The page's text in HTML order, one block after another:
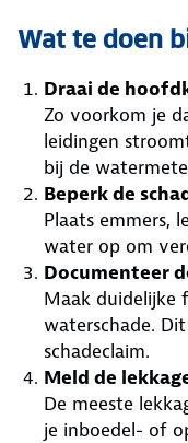
Wat te doen
Draai de
Zo voorkom je
leidingen
bij de
Beperk de
Plaats emmers,
water op om
Documenteer
Maak duidelijke
waterschade.
schadeclaim.
Meld de
De meeste
je inboedel- of